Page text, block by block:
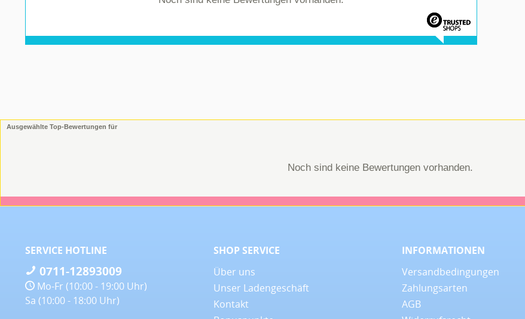
Ausgewählte Top-Bewertungen für
Noch sind keine Bewertungen vorhanden.
SERVICE HOTLINE
0711-12893009
Mo-Fr (10:00 - 19:00 Uhr)
Sa (10:00 - 18:00 Uhr)
SHOP SERVICE
Über uns
Unser Ladengeschäft
Kontakt
INFORMATIONEN
Versandbedingungen
Zahlungsarten
AGB